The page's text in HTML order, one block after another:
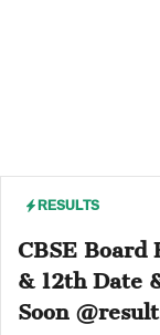
RESULTS
CBSE
& 12th Date
Soon